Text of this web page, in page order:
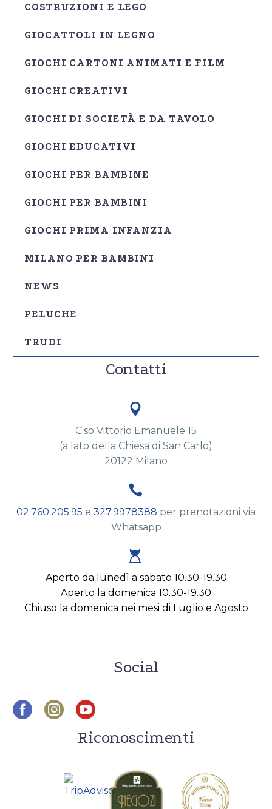
COSTRUZIONI E LEGO
GIOCATTOLI IN LEGNO
GIOCHI CARTONI ANIMATI E FILM
GIOCHI CREATIVI
GIOCHI DI SOCIETÀ E DA TAVOLO
GIOCHI EDUCATIVI
GIOCHI PER BAMBINE
GIOCHI PER BAMBINI
GIOCHI PRIMA INFANZIA
MILANO PER BAMBINI
NEWS
PELUCHE
TRUDI
Contatti


C.so Vittorio Emanuele 15
(a lato della Chiesa di San Carlo)
20122 Milano


02.760.205.95 e 327.9978388 per prenotazioni via
Whatsapp


Aperto da lunedì a sabato 10.30-19.30
Aperto la domenica 10.30-19.30
Chiuso la domenica nei mesi di Luglio e Agosto
Social
Riconoscimenti